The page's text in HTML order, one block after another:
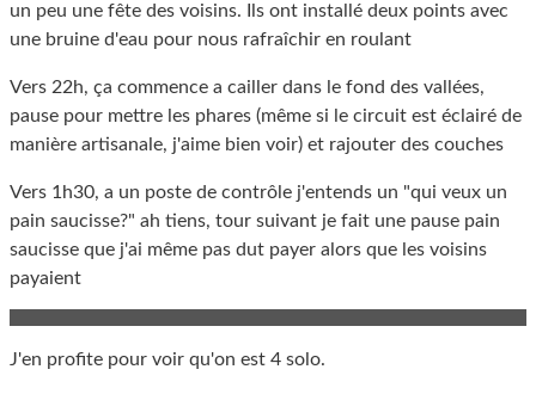
un peu une fête des voisins. Ils ont installé deux points avec
une bruine d'eau pour nous rafraîchir en roulant
Vers 22h, ça commence a cailler dans le fond des vallées,
pause pour mettre les phares (même si le circuit est éclairé de
manière artisanale, j'aime bien voir) et rajouter des couches
Vers 1h30, a un poste de contrôle j'entends un "qui veux un
pain saucisse?" ah tiens, tour suivant je fait une pause pain
saucisse que j'ai même pas dut payer alors que les voisins
payaient
J'en profite pour voir qu'on est 4 solo.